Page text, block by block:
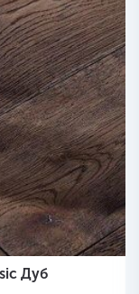
Дуб